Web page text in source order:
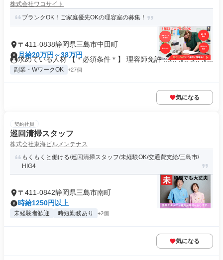
株式会社ワコサイト
ブランクOK！ご家庭優先OKの理容室の募集！
〒411-0838静岡県三島市中田町
月給20万円～38万円
求めている人材 【＊必須条件＊】 理容師免許 ::.｡.: .｡.: .｡.: .｡...
副業・WワークOK +27個
気になる
契約社員
巡回清掃スタッフ
株式会社東海ビルメンテナス
もくもくと働ける/巡回清掃スタッフ/未経験OK/交通費支給/三島市/
HIG4
〒411-0842静岡県三島市南町
時給1250円以上
未経験者歓迎 時短勤務あり +2個
気になる